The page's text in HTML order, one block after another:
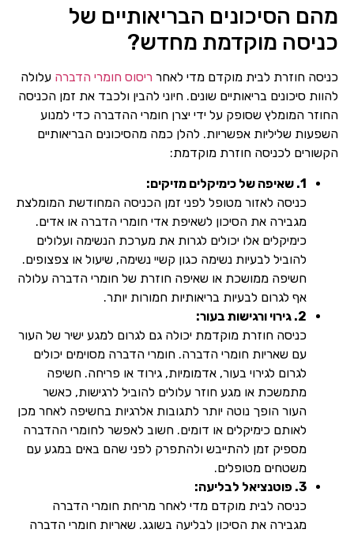
מהם הסיכונים הבריאותיים של
כניסה מוקדמת מחדש?
כניסה חוזרת לבית מוקדם מדי לאחר ריסוס חומרי הדברה עלולה
להוות סיכונים בריאותיים שונים. חיוני להבין ולכבד את זמן הכניסה
החוזר המומלץ שסופק על ידי יצרן חומרי ההדברה כדי למנוע
השפעות שליליות אפשריות. להלן כמה מהסיכונים הבריאותיים
הקשורים לכניסה חוזרת מוקדמת:
1. שאיפה של כימיקלים מזיקים:
כניסה לאזור מטופל לפני זמן הכניסה המחודשת המומלצת
מגבירה את הסיכון לשאיפת אדי חומרי הדברה או אדים.
כימיקלים אלו יכולים לגרות את מערכת הנשימה ועלולים
להוביל לבעיות נשימה כגון קשיי נשימה, שיעול או צפצופים.
חשיפה ממושכת או שאיפה חוזרת של חומרי הדברה עלולה
אף לגרום לבעיות בריאותיות חמורות יותר.
2. גירוי ורגישות בעור:
כניסה חוזרת מוקדמת יכולה גם לגרום למגע ישיר של העור
עם שאריות חומרי הדברה. חומרי הדברה מסוימים יכולים
לגרום לגירוי בעור, אדמומיות, גירוד או פריחה. חשיפה
מתמשכת או מגע חוזר עלולים להוביל לרגישות, כאשר
העור הופך נוטה יותר לתגובות אלרגיות בחשיפה לאחר מכן
לאותם כימיקלים או דומים. חשוב לאפשר לחומרי ההדברה
מספיק זמן להתייבש ולהתפרק לפני שהם באים במגע עם
משטחים מטופלים.
3. פוטנציאל לבליעה:
כניסה לבית מוקדם מדי לאחר מריחת חומרי הדברה
מגבירה את הסיכון לבליעה בשוגג. שאריות חומרי הדברה